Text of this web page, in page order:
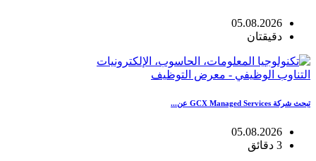
05.08.2026
دقيقتان
التناوب الوظيفي - معرض التوظيف
تبحث شركة GCX Managed Services عن...
05.08.2026
3 دقائق